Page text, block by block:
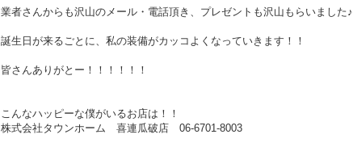
業者さんからも沢山のメール・電話頂き、プレゼントも沢山もらいました♪
誕生日が来るごとに、私の装備がカッコよくなっていきます！！
皆さんありがとー！！！！！！
こんなハッピーな僕がいるお店は！！
株式会社タウンホーム 喜連瓜破店 06-6701-8003